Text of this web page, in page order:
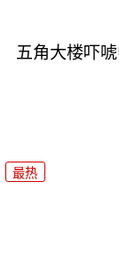
五角大楼吓
最热